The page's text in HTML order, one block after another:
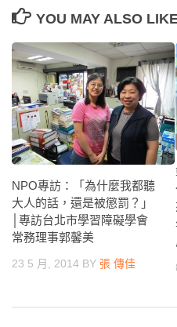
YOU MAY ALSO
NPO專訪：「為什麼我都聽
大人的話，還是被懲罰？」
│專訪台北市學習障礙學會
常務理事郭馨美
23 5 月, 2014 BY 張 傳佳